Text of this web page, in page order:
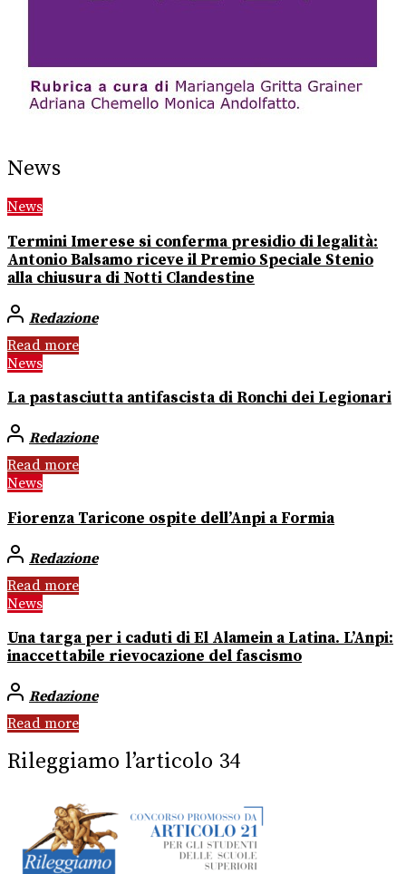
News
News
Termini Imerese si conferma presidio di legalità:
Antonio Balsamo riceve il Premio Speciale Stenio
alla chiusura di Notti Clandestine
Redazione
Read more
News
La pastasciutta antifascista di Ronchi dei Legionari
Redazione
Read more
News
Fiorenza Taricone ospite dell’Anpi a Formia
Redazione
Read more
News
Una targa per i caduti di El Alamein a Latina. L’Anpi:
inaccettabile rievocazione del fascismo
Redazione
Read more
Rileggiamo l’articolo 34